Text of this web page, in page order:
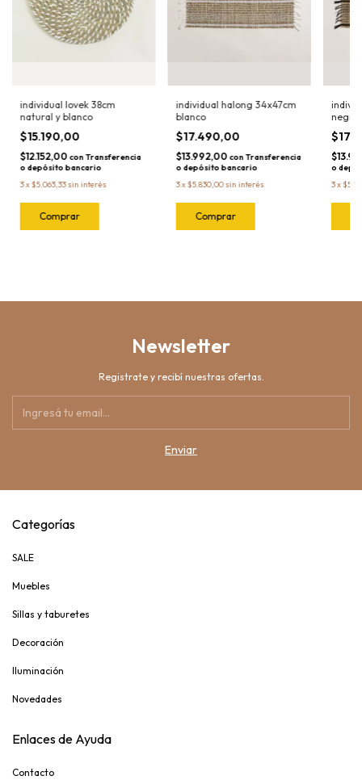
individual lovek 38cm
natural y blanco
$15.190,00
$12.152,00 con Transferencia
o depósito bancario
3x$5.063,33sin interés
individual halong 34x47cm
blanco
$17.490,00
$13.992,00 conTransferencia
o depósito bancario
3x$5.830,00sin interés
negro
o
3x
Newsletter
Registrate y recibí nuestras ofertas.
Categorías
SALE
Muebles
Sillas y taburetes
Decoración
Iluminación
Novedades
Enlaces de Ayuda
Contacto